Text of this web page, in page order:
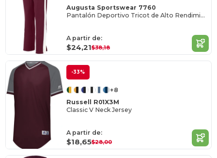
Augusta Sportswear 7760
Pantalón Deportivo Tricot de Alto Rendimiento
A partir de:
$24,21$38,18
-33%
+8
Russell R01X3M
Classic V Neck Jersey
A partir de:
$18,65$28,00